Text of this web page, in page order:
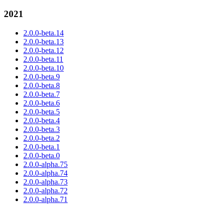
2021
2.0.0-beta.14
2.0.0-beta.13
2.0.0-beta.12
2.0.0-beta.11
2.0.0-beta.10
2.0.0-beta.9
2.0.0-beta.8
2.0.0-beta.7
2.0.0-beta.6
2.0.0-beta.5
2.0.0-beta.4
2.0.0-beta.3
2.0.0-beta.2
2.0.0-beta.1
2.0.0-beta.0
2.0.0-alpha.75
2.0.0-alpha.74
2.0.0-alpha.73
2.0.0-alpha.72
2.0.0-alpha.71